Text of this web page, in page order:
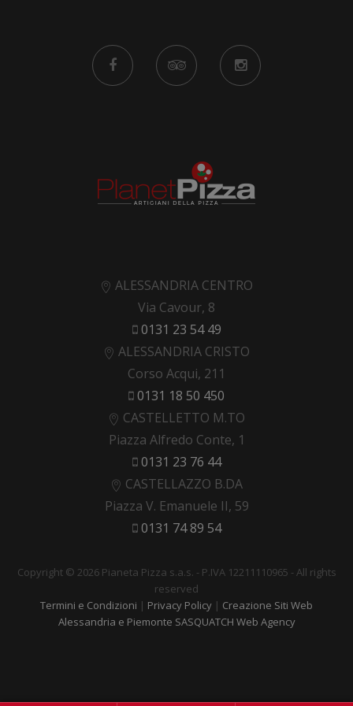
ALESSANDRIA CENTRO
Via Cavour, 8
0131 23 54 49
ALESSANDRIA CRISTO
Corso Acqui, 211
0131 18 50 450
CASTELLETTO M.TO
Piazza Alfredo Conte, 1
0131 23 76 44
CASTELLAZZO B.DA
Piazza V. Emanuele II, 59
0131 74 89 54
Copyright © 2026 Pianeta Pizza s.a.s. - P.IVA 12211110965 - All rights
reserved
Termini e Condizioni | Privacy Policy | Creazione Siti Web
Alessandria e Piemonte SASQUATCH Web Agency